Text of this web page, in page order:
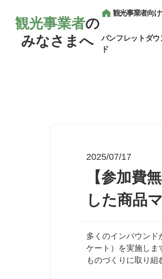
観光事業者の
みなさまへ
観光事業者向
パンフレットダウ
ド
2025/07/17
【参加費
した商品
多くのインバウンド
ケート）を実施しま
ものづくりに取り組